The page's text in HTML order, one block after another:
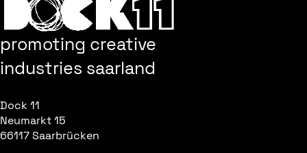
promoting creative
industries saarland
Dock 11
Neumarkt 15
66117 Saarbrücken